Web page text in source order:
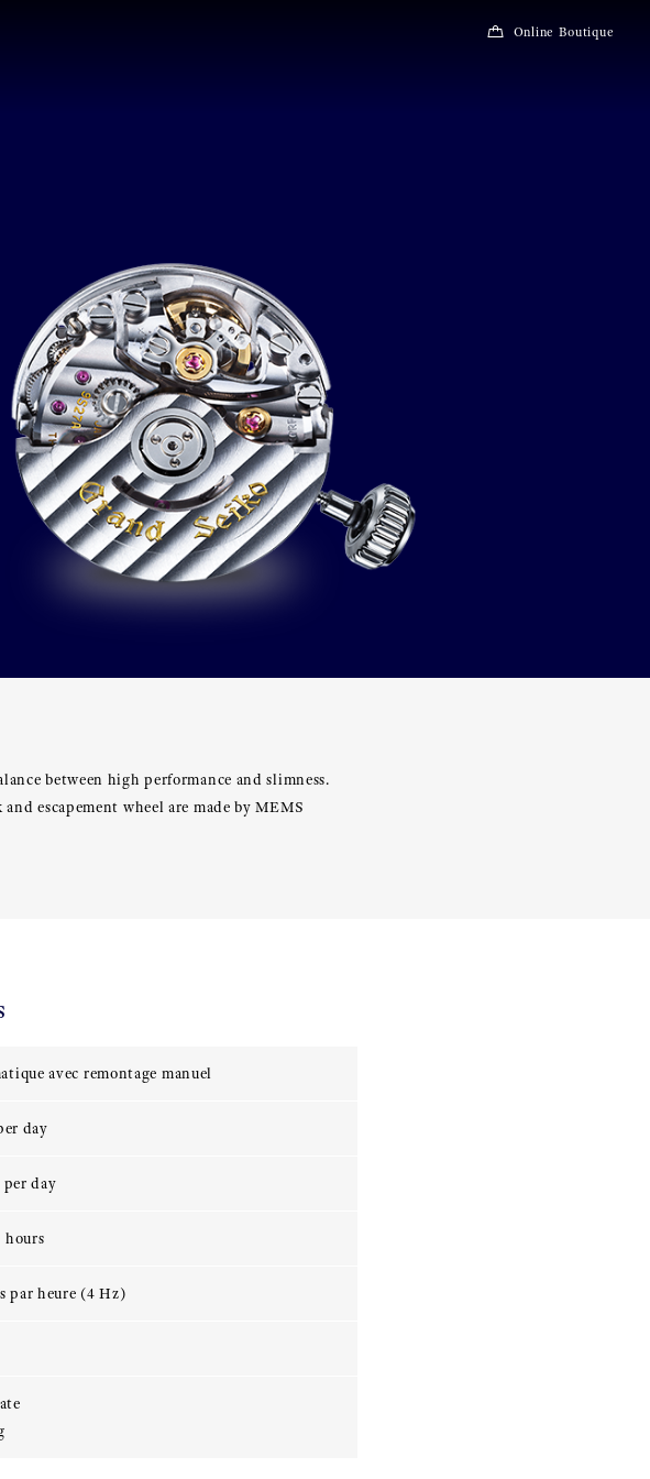
Online Boutique
between high performance and slimness.
escapement wheel are made by MEMS
avec remontage manuel
day
per day
hours
par heure (4 Hz)